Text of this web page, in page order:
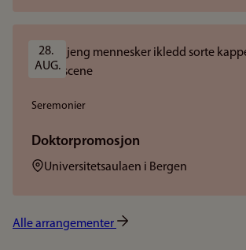
28.
AUG.
Seremonier
Doktorpromosjon
Sted:Universitetsaulaen i Bergen
Alle arrangementer